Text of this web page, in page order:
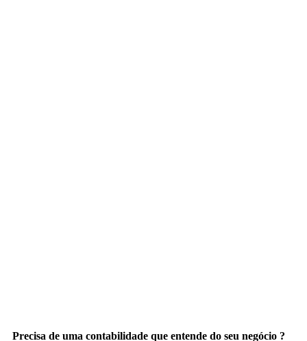
Precisa de uma contabilidade que entende do seu negócio ?